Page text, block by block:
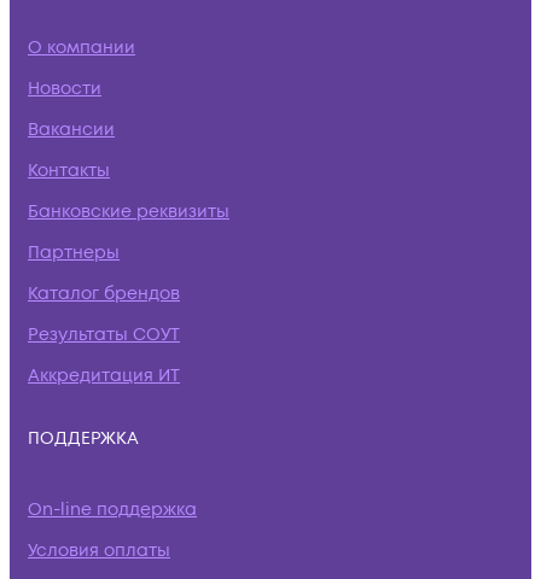
О компании
Новости
Вакансии
Контакты
Банковские реквизиты
Партнеры
Каталог брендов
Результаты СОУТ
Аккредитация ИТ
ПОДДЕРЖКА
On-line поддержка
Условия оплаты